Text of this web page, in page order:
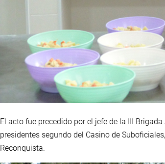
El acto fue precedido por el jefe de la III
presidentes segundo del Casino de
Reconquista.